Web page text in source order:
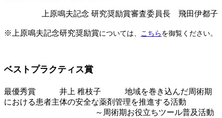
上原鳴夫記念 研究奨励賞審査委員長 飛田伊都子
※上原鳴夫記念研究奨励賞については、 こちら を御覧ください。
ベストプラクティス賞
最優秀賞 井上 稚枝子 地域を巻き込んだ周術期
における患者主体の安全な薬剤管理を推進する活動
～周術期お役立ちツール普及活動